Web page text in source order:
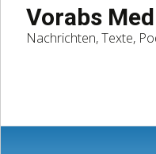
Vorabs
Nachrichten, Texte,